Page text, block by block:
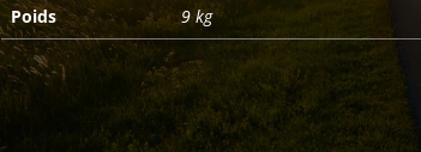
Poids 9 kg